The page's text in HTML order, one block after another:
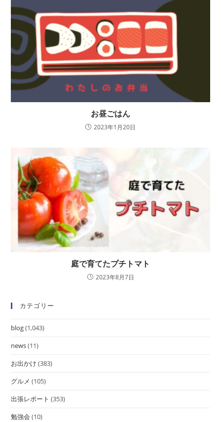
お昼ごはん
2023年1月20日
庭で育てたプチトマト
2023年8月7日
カテゴリー
blog(1,043)
news(11)
お出かけ (383)
グルメ (105)
出張レポート (353)
勉強会 (10)